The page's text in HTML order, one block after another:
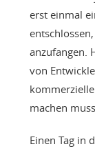
erst einmal
anzufangen.
von
machen
Einen Tag in